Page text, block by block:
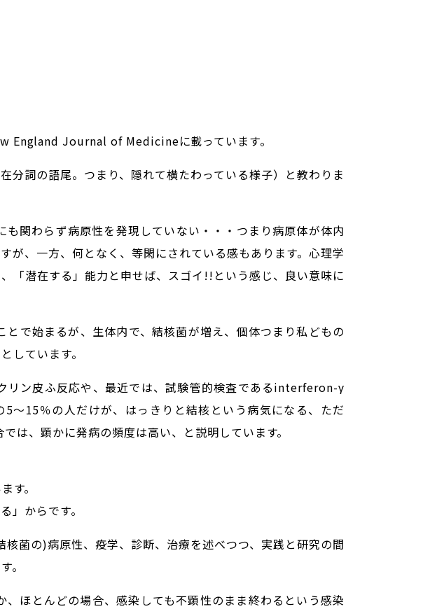
England Journal of Medicineに載っています。
詞の語尾。つまり、隠れて横たわっている様子）と教わりま
関わらず病原性を発現していない・・・つまり病原体が体内
が、一方、何となく、等閑にされている感もあります。心理学
「潜在する」能力と申せば、スゴイ!!という感じ、良い意味に
で始まるが、生体内で、結核菌が増え、個体つまり私どもの
しています。
リン皮ふ反応や、最近では、試験管的検査であるinterferon-γ
～15％の人だけが、はっきりと結核という病気になる、ただ
は、顕かに発病の頻度は高い、と説明しています。
す。
」からです。
菌の)病原性、疫学、診断、治療を述べつつ、実践と研究の間
。
ほとんどの場合、感染しても不顕性のまま終わるという感染